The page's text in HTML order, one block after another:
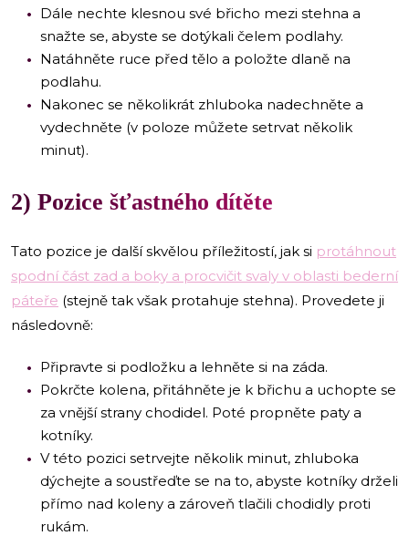
Dále nechte klesnou své břicho mezi stehna a
snažte se, abyste se dotýkali čelem podlahy.
Natáhněte ruce před tělo a položte dlaně na
podlahu.
Nakonec se několikrát zhluboka nadechněte a
vydechněte (v poloze můžete setrvat několik
minut).
2) Pozice šťastného dítěte
Tato pozice je další skvělou příležitostí, jak si protáhnout
spodní část zad a boky a procvičit svaly v oblasti bederní
páteře (stejně tak však protahuje stehna). Provedete ji
následovně:
Připravte si podložku a lehněte si na záda.
Pokrčte kolena, přitáhněte je k břichu a uchopte se
za vnější strany chodidel. Poté propněte paty a
kotníky.
V této pozici setrvejte několik minut, zhluboka
dýchejte a soustřeďte se na to, abyste kotníky drželi
přímo nad koleny a zároveň tlačili chodidly proti
rukám.